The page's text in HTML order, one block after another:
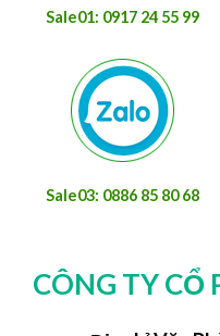
Sale01: 0917 24 55 99
Sale03: 0886 85 80 68
CÔNG TY CỔ